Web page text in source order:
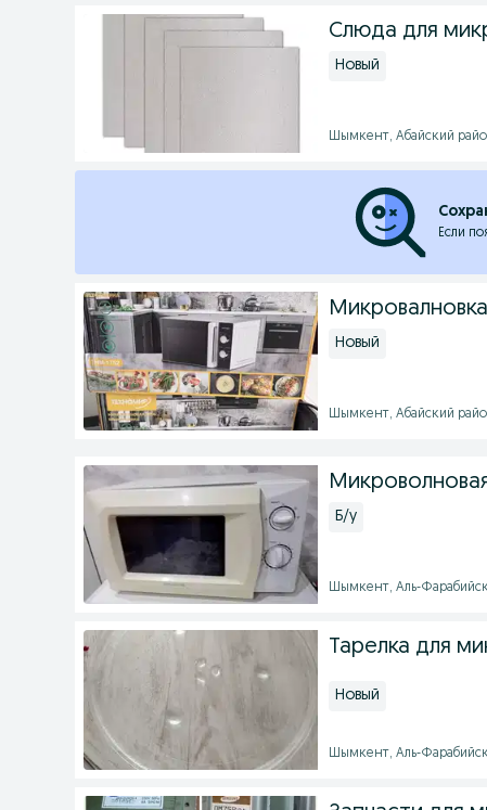
Слюда для
Новый
Шымкент, Абайский
Если
Новый
Шымкент, Абайский
Б/у
Шымкент, Аль-
Тарелка для
Новый
Шымкент, Аль-